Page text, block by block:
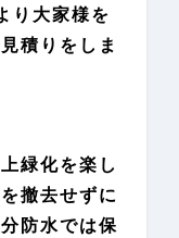
り大家様を
積りをしま
緑化を楽し
撤去せずに
防水では保